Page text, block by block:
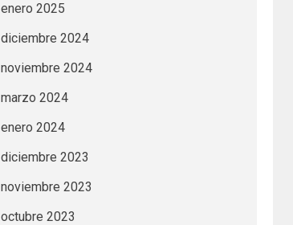
enero 2025
diciembre 2024
noviembre 2024
marzo 2024
enero 2024
diciembre 2023
noviembre 2023
octubre 2023